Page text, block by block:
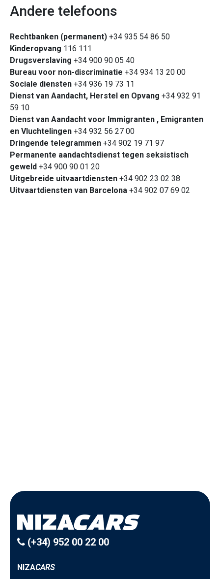
Andere telefoons
Rechtbanken (permanent) +34 935 54 86 50
Kinderopvang 116 111
Drugsverslaving +34 900 90 05 40
Bureau voor non-discriminatie +34 934 13 20 00
Sociale diensten +34 936 19 73 11
Dienst van Aandacht, Herstel en Opvang +34 932 91
59 10
Dienst van Aandacht voor Immigranten , Emigranten
en Vluchtelingen +34 932 56 27 00
Dringende telegrammen +34 902 19 71 97
Permanente aandachtsdienst tegen seksistisch
geweld +34 900 90 01 20
Uitgebreide uitvaartdiensten +34 902 23 02 38
Uitvaartdiensten van Barcelona +34 902 07 69 02
(+34) 952 00 22 00
NIZACARS